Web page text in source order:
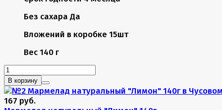
Без сахара Да
Вложений в коробке 15шт
Вес 140 г
В корзину
167 руб.